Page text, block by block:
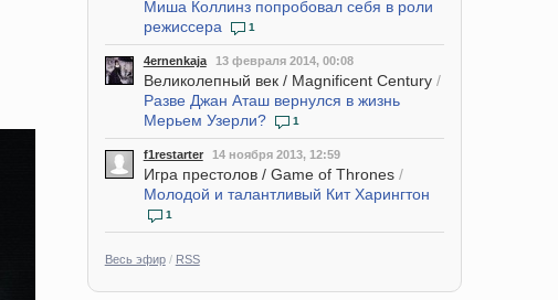
Миша Коллинз попробовал себя в роли
режиссера
1
4ernenkaja 13 февраля 2014, 00:08
Великолепный век / Magnificent Century/
Разве Джан Аташ вернулся в жизнь
Мерьем Узерли?
1
f1restarter 14 ноября 2013, 12:59
Игра престолов / Game of Thrones/
Молодой и талантливый Кит Харингтон
1
Весь эфир/ RSS